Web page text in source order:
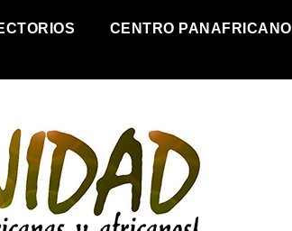
CENTRO PANAFRICANO